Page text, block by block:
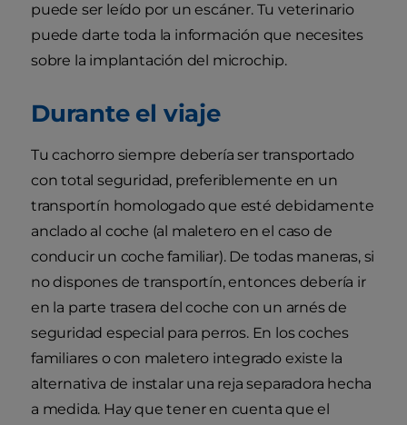
puede ser leído por un escáner. Tu veterinario
puede darte toda la información que necesites
sobre la implantación del microchip.
Durante el viaje
Tu cachorro siempre debería ser transportado
con total seguridad, preferiblemente en un
transportín homologado que esté debidamente
anclado al coche (al maletero en el caso de
conducir un coche familiar). De todas maneras, si
no dispones de transportín, entonces debería ir
en la parte trasera del coche con un arnés de
seguridad especial para perros. En los coches
familiares o con maletero integrado existe la
alternativa de instalar una reja separadora hecha
a medida. Hay que tener en cuenta que el